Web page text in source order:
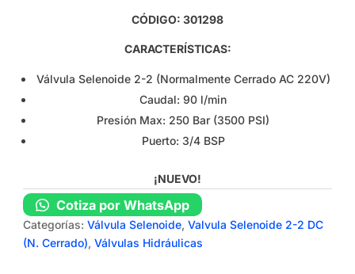
CÓDIGO: 301298
CARACTERÍSTICAS:
Válvula Selenoide 2-2 (Normalmente Cerrado AC 220V)
Caudal: 90 l/min
Presión Max: 250 Bar (3500 PSI)
Puerto: 3/4 BSP
¡NUEVO!
Cotiza por WhatsApp
Categorías:Válvula Selenoide,Valvula Selenoide 2-2 DC
(N. Cerrado),Válvulas Hidráulicas